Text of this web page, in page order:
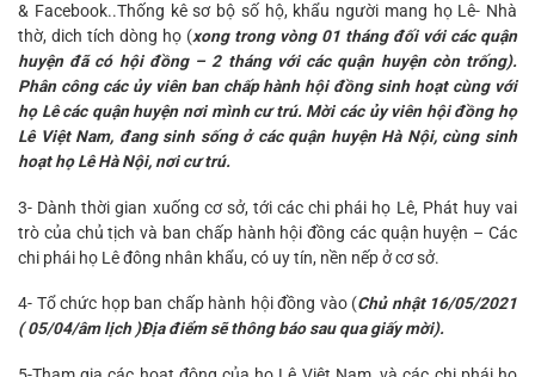
& Facebook..Thống kê sơ bộ số hộ, khẩu người mang họ Lê- Nhà
thờ, dich tích dòng họ (xong trong vòng 01 tháng đối với các quận
huyện đã có hội đồng – 2 tháng với các quận huyện còn trống).
Phân công các ủy viên ban chấp hành hội đồng sinh hoạt cùng với
họ Lê các quận huyện nơi mình cư trú. Mời các ủy viên hội đồng họ
Lê Việt Nam, đang sinh sống ở các quận huyện Hà Nội, cùng sinh
hoạt họ Lê Hà Nội, nơi cư trú.
3- Dành thời gian xuống cơ sở, tới các chi phái họ Lê, Phát huy vai
trò của chủ tịch và ban chấp hành hội đồng các quận huyện – Các
chi phái họ Lê đông nhân khẩu, có uy tín, nền nếp ở cơ sở.
4- Tổ chức họp ban chấp hành hội đồng vào (Chủ nhật 16/05/2021
( 05/04/âm lịch )Địa điểm sẽ thông báo sau qua giấy mời).